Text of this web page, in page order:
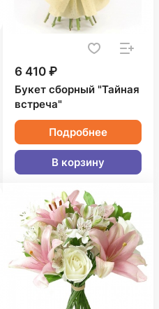
6 410 ₽
Букет сборный "Тайная
встреча"
Подробнее
В корзину